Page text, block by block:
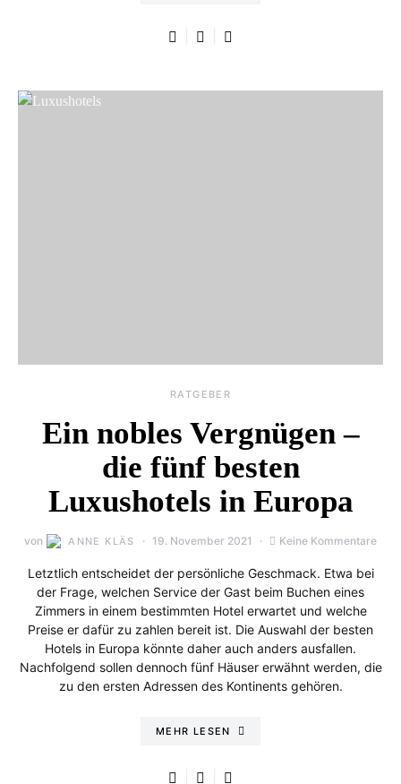
RATGEBER
Ein nobles Vergnügen –
die fünf besten
Luxushotels in Europa
von ANNE KLÄS 19. November 2021 Keine Kommentare
Letztlich entscheidet der persönliche Geschmack. Etwa bei
der Frage, welchen Service der Gast beim Buchen eines
Zimmers in einem bestimmten Hotel erwartet und welche
Preise er dafür zu zahlen bereit ist. Die Auswahl der besten
Hotels in Europa könnte daher auch anders ausfallen.
Nachfolgend sollen dennoch fünf Häuser erwähnt werden, die
zu den ersten Adressen des Kontinents gehören.
MEHR LESEN